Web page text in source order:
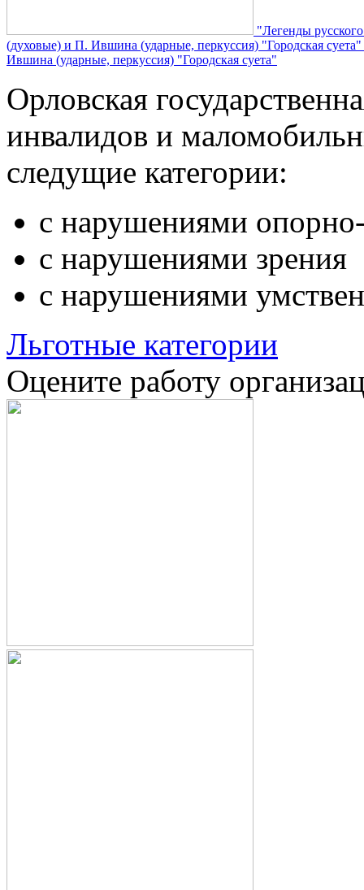
"Легенды
(духовые) и П. Ившина (ударные, перкуссия) "Городская суета"
Ившина (ударные, перкуссия) "Городская суета"
Орловская
инвалидов и
следущие категории:
с нарушениями опорно-
с нарушениями зрения
с нарушениями
Льготные категории
Оцените работу